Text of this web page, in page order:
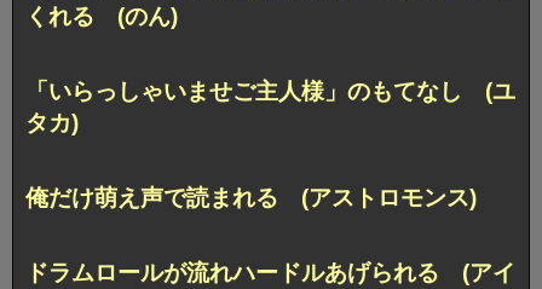
くれる (のん)
「いらっしゃいませご主人様」のもてなし (ユ
タカ)
俺だけ萌え声で読まれる (アストロモンス)
ドラムロールが流れハードルあげられる (アイ